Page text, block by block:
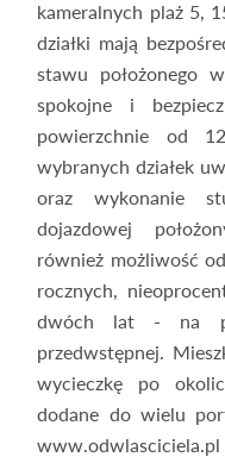
kameralnych plaż 5,
działki mają
stawu położonego
spokojne i
powierzchnie od
wybranych działek
oraz wykonanie
dojazdowej
również możliwość
rocznych,
dwóch lat - na
przedwstępnej.
wycieczkę po
dodane do wielu
www.odwlasciciela.pl